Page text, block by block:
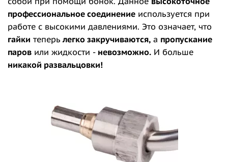
профессиональное соединение используется при
работе с высокими давлениями. Это означает, что
гайки теперьлегко закручиваются, а пропускание
паров или жидкости - невозможно. И больше
никакой развальцовки!